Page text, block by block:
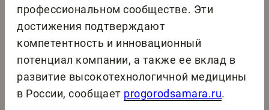
профессиональном сообществе. Эти
достижения подтверждают
компетентность и инновационный
потенциал компании, а также ее вклад в
развитие высокотехнологичной медицины
в России, сообщает progorodsamara.ru.